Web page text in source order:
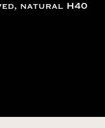
natural H40